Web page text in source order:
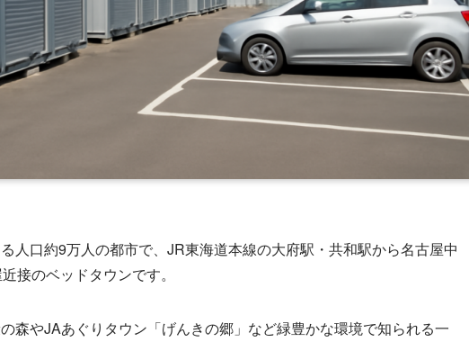
人口約9万人の都市で、JR東海道本線の大府駅・共和駅から名古屋中
接のベッドタウンです。
森やJAあぐりタウン「げんきの郷」など緑豊かな環境で知られる一